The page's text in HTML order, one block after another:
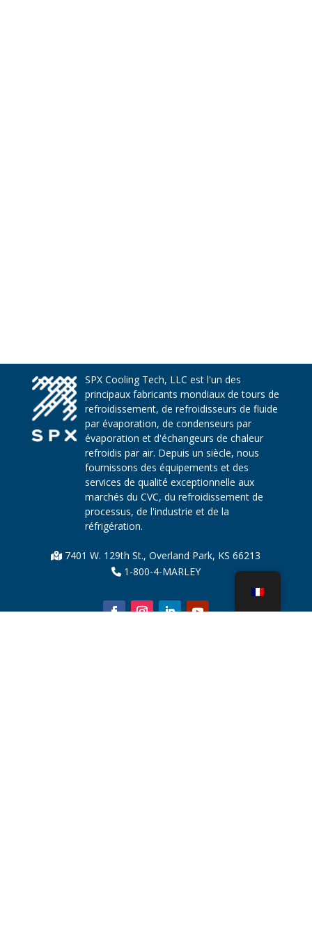
SPX Cooling Tech, LLC est l'un des
principaux fabricants mondiaux de tours de
refroidissement, de refroidisseurs de fluide
par évaporation, de condenseurs par
évaporation et d'échangeurs de chaleur
refroidis par air. Depuis un siècle, nous
fournissons des équipements et des
services de qualité exceptionnelle aux
marchés du CVC, du refroidissement de
processus, de l'industrie et de la
réfrigération.
7401 W. 129th St., Overland Park, KS 66213
1-800-4-MARLEY